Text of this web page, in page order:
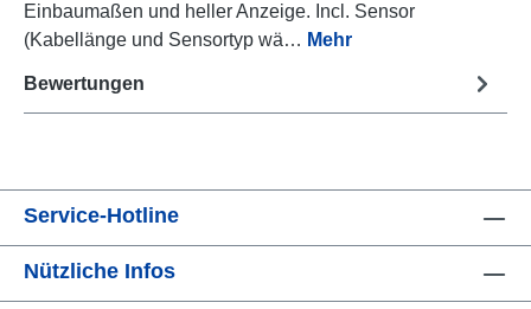
Einbaumaßen und heller Anzeige. Incl. Sensor
(Kabellänge und Sensortyp wä… Mehr
Bewertungen
Service-Hotline
Nützliche Infos